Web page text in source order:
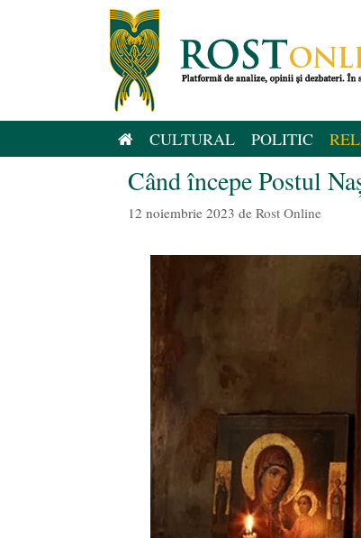
CULTURAL POLITIC
Când începe Postul
12 noiembrie 2023 de Rost Online